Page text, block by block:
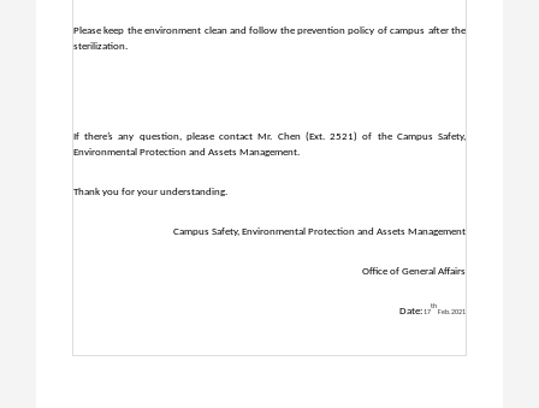
Please keep the environment clean and follow the prevention policy of campus after the
sterilization.
If there’s any question, please contact Mr. Chen (Ext. 2521) of the Campus Safety,
Environmental Protection and Assets Management.
Thank you for your understanding.
Campus Safety, Environmental Protection and Assets Management
Office of General Affairs
Date:17
th
Feb.2021